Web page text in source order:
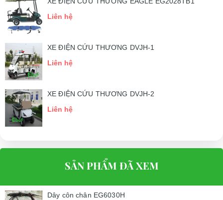
Liên hệ
XE ĐIỆN CỨU THƯƠNG DVJH-1
Liên hệ
XE ĐIỆN CỨU THƯƠNG DVJH-2
Liên hệ
SẢN PHẨM ĐÃ XEM
Dây côn chân EG6030H